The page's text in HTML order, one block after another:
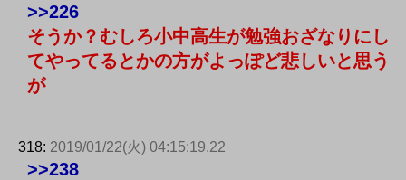
>>226
そうか？むしろ小中高生が勉強おざなりにし
てやってるとかの方がよっぽど悲しいと思う
が
318: 2019/01/22(火) 04:15:19.22
>>238